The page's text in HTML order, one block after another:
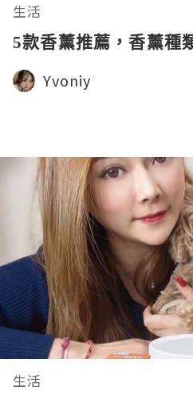
生活
5款香薰推薦，香薰種
Yvoniy
生活